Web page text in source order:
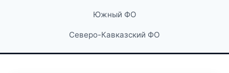
Южный ФО
Северо-Кавказский ФО